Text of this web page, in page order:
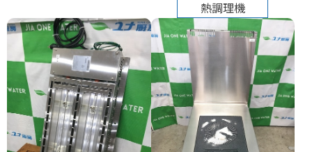
熱調理機